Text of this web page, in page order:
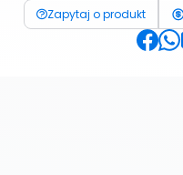
Zapytaj o produkt